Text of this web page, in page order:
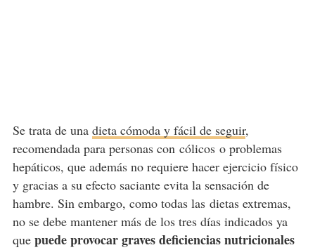
Se trata de una dieta cómoda y fácil de seguir,
recomendada para personas con cólicos o problemas
hepáticos, que además no requiere hacer ejercicio físico
y gracias a su efecto saciante evita la sensación de
hambre. Sin embargo, como todas las dietas extremas,
no se debe mantener más de los tres días indicados ya
que puede provocar graves deficiencias nutricionales